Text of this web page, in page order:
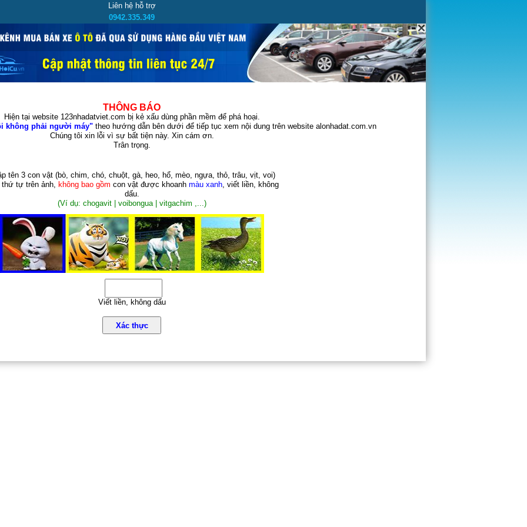
Liên hệ hỗ trợ
0942.335.349
THÔNG BÁO
Hiện tại website 123nhadatviet.com bị kẻ xấu dùng phần mềm để phá hoại.
không phải người máy"theo hướng dẫn bên dưới để tiếp tục xem nội dung trên website alonhadat.com.vn
Chúng tôi xin lỗi vì sự bất tiện này. Xin cám ơn.
Trân trọng.
tên 3 con vật (bò, chim, chó, chuột, gà, heo, hổ, mèo, ngựa, thỏ, trâu, vịt, voi)
thứ tự trên ảnh, không bao gồm con vật được khoanh màu xanh, viết liền, không
dấu.
(Ví dụ: chogavit | voibongua | vitgachim ,...)
Viết liền, không dấu
Xác thực